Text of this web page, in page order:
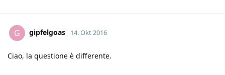
G gipfelgoas 14. Okt 2016
Ciao, la questione è differente.